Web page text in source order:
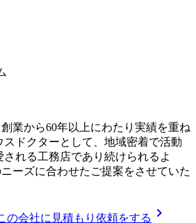
業から60年以上にわたり実績を重ね
ドクターとして、地域密着で活動
される工務店であり続けられるよ
ーズに合わせたご提案をさせていた
の会社に見積もり依頼をする chevron_right